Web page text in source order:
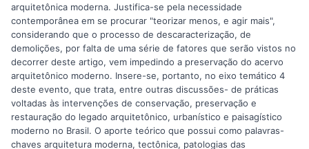
arquitetônica moderna. Justifica-se pela necessidade
contemporânea em se procurar "teorizar menos, e agir mais",
considerando que o processo de descaracterização, de
demolições, por falta de uma série de fatores que serão vistos no
decorrer deste artigo, vem impedindo a preservação do acervo
arquitetônico moderno. Insere-se, portanto, no eixo temático 4
deste evento, que trata, entre outras discussões- de práticas
voltadas às intervenções de conservação, preservação e
restauração do legado arquitetônico, urbanístico e paisagístico
moderno no Brasil. O aporte teórico que possui como palavras-
chaves arquitetura moderna, tectônica, patologias das